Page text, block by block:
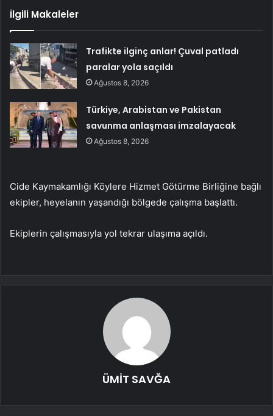
İlgili Makaleler
Trafikte ilginç anlar! Çuval patladı
paralar yola saçıldı
Ağustos 8, 2026
Türkiye, Arabistan ve Pakistan
savunma anlaşması imzalayacak
Ağustos 8, 2026
Cide Kaymakamlığı Köylere Hizmet Götürme Birliğine bağlı
ekipler, heyelanın yaşandığı bölgede çalışma başlattı.
Ekiplerin çalışmasıyla yol tekrar ulaşıma açıldı.
ÜMİT SAVĞA